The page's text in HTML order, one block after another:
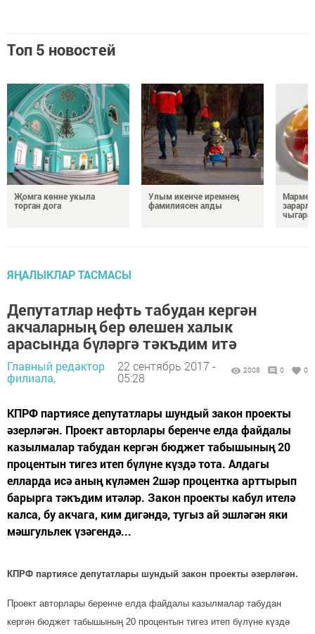
Топ 5 новостей
Җомга көнне укыла
торган дога
Улым икенче иремнең
фамилиясен алды
чыгара
ЯҢАЛЫКЛАР ТАСМАСЫ
Депутатлар нефть табудан кергән
акчаларның бер өлешен халык
арасында бүләргә тәкъдим итә
Главный редактор
филиала,
22 сентябрь 2017 -
05:28
2008 0 0
КПРФ партиясе депутатлары шундый закон проекты
әзерләгән. Проект авторлары беренче елда файдалы
казылмалар табудан кергән бюджет табышының 20
процентын тигез итеп бүлүне күздә тота. Алдагы
елларда исә аның күләмен 2шәр процентка арттырып
барырга тәкъдим итәләр. Закон проекты кабул ителә
калса, бу акчага, ким дигәндә, тугыз ай эшләгән яки
мәшгульлек үзәгендә...
КПРФ партиясе депутатлары шундый закон проекты әзерләгән.
Проект авторлары беренче елда файдалы казылмалар табудан
кергән бюджет табышының 20 процентын тигез итеп бүлүне күздә